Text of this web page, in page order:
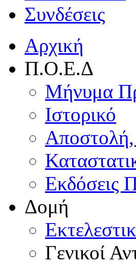
Συνδέσεις
Αρχική
Π.Ο.Ε.Δ
Μήνυμα
Ιστορικό
Εκδόσεις
Δομή
Γενικοί